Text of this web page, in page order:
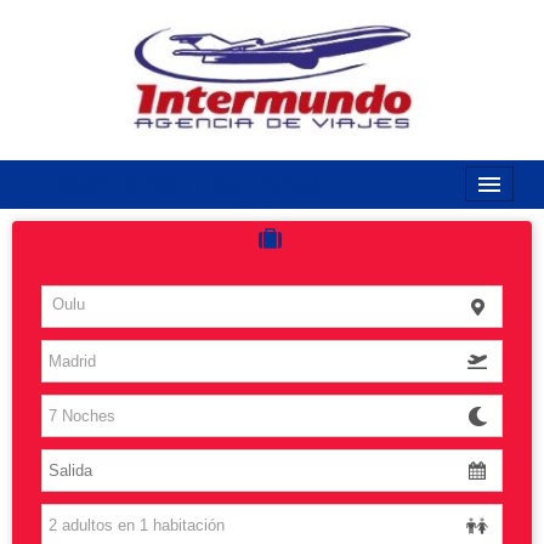
Costas
Vuelos
Islas
Caribe
Grandes Viajes
Oulu